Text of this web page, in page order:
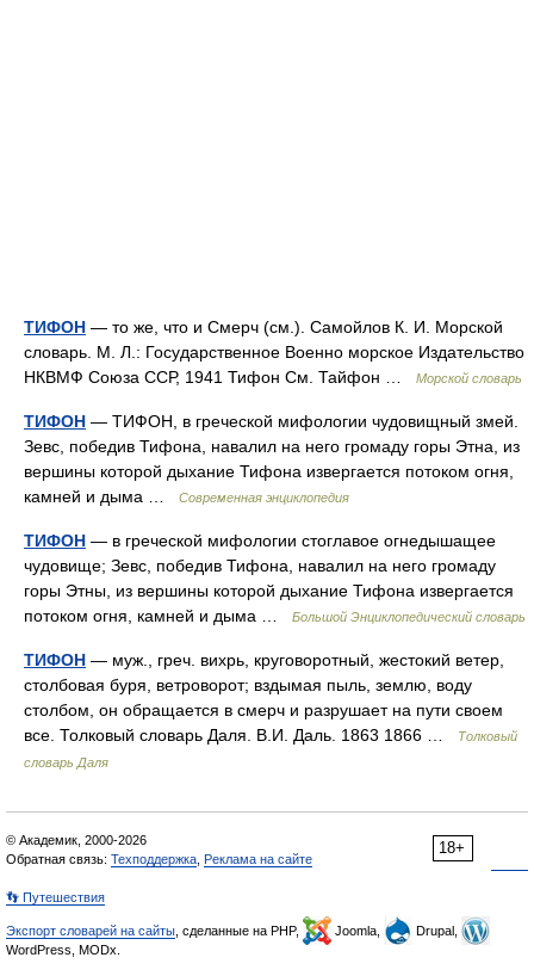
ТИФОН — то же, что и Смерч (см.). Самойлов К. И. Морской
словарь. М. Л.: Государственное Военно морское Издательство
НКВМФ Союза ССР, 1941 Тифон См. Тайфон …
Морской словарь
ТИФОН — ТИФОН, в греческой мифологии чудовищный змей.
Зевс, победив Тифона, навалил на него громаду горы Этна, из
вершины которой дыхание Тифона извергается потоком огня,
камней и дыма …
Современная энциклопедия
ТИФОН — в греческой мифологии стоглавое огнедышащее
чудовище; Зевс, победив Тифона, навалил на него громаду
горы Этны, из вершины которой дыхание Тифона извергается
потоком огня, камней и дыма …
Большой Энциклопедический словарь
ТИФОН — муж., греч. вихрь, круговоротный, жестокий ветер,
столбовая буря, ветроворот; вздымая пыль, землю, воду
столбом, он обращается в смерч и разрушает на пути своем
все. Толковый словарь Даля. В.И. Даль. 1863 1866 …
Толковый
словарь Даля
18+
© Академик, 2000-2026
Обратная связь: Техподдержка Реклама на сайте
👣 Путешествия
Экспорт словарей на сайты , сделанные на PHP, Joomla,
Drupal,
WordPress, MODx.